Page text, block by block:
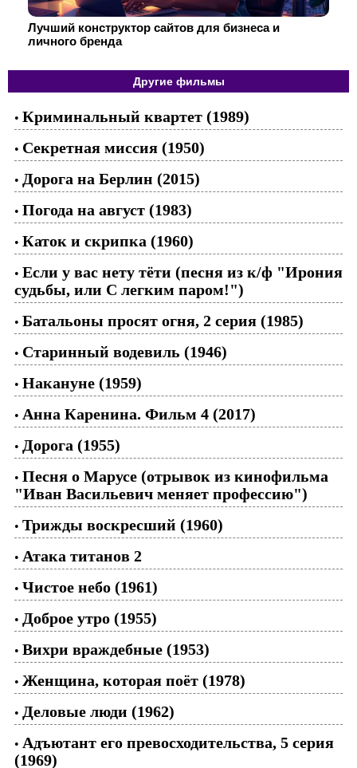
Лучший конструктор сайтов для бизнеса и
личного бренда
Другие фильмы
• Криминальный квартет (1989)
• Секретная миссия (1950)
• Дорога на Берлин (2015)
• Погода на август (1983)
• Каток и скрипка (1960)
• Если у вас нету тёти (песня из к/ф "Ирония
судьбы, или С легким паром!")
• Батальоны просят огня, 2 серия (1985)
• Старинный водевиль (1946)
• Накануне (1959)
• Анна Каренина. Фильм 4 (2017)
• Дорога (1955)
• Песня о Марусе (отрывок из кинофильма
"Иван Васильевич меняет профессию")
• Трижды воскресший (1960)
• Атака титанов 2
• Чистое небо (1961)
• Доброе утро (1955)
• Вихри враждебные (1953)
• Женщина, которая поёт (1978)
• Деловые люди (1962)
• Адъютант его превосходительства, 5 серия
(1969)